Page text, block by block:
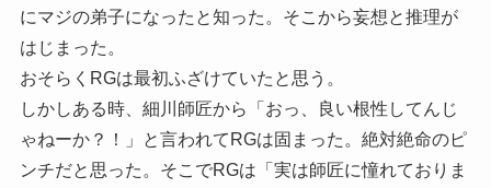
にマジの弟子になったと知った。そこから妄想と推理が
はじまった。
おそらくRGは最初ふざけていたと思う。
しかしある時、細川師匠から「おっ、良い根性してんじ
ゃねーか？！」と言われてRGは固まった。絶対絶命のピ
ンチだと思った。そこでRGは「実は師匠に憧れておりま